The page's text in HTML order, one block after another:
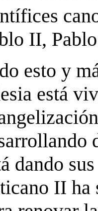
II,
esto y
está
dando
II ha